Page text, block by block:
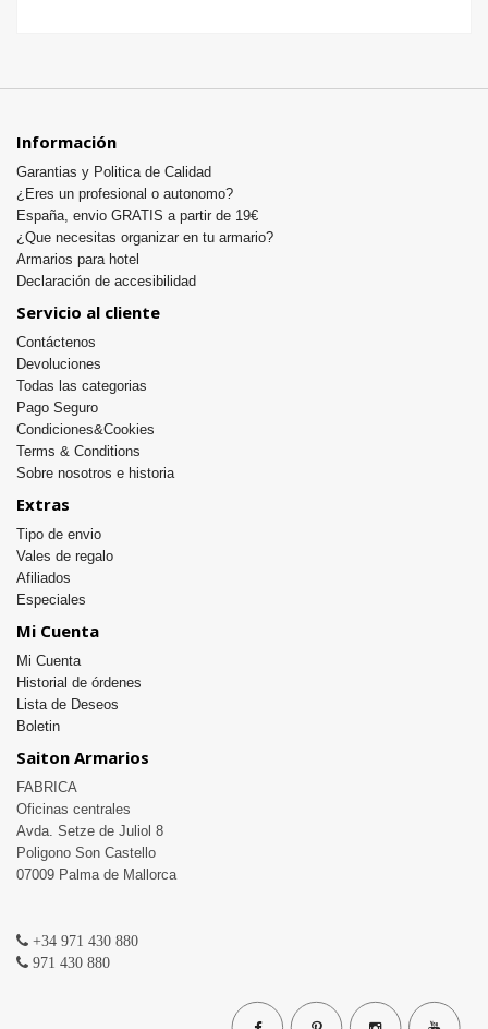
Información
Garantias y Politica de Calidad
¿Eres un profesional o autonomo?
España, envio GRATIS a partir de 19€
¿Que necesitas organizar en tu armario?
Armarios para hotel
Declaración de accesibilidad
Servicio al cliente
Contáctenos
Devoluciones
Todas las categorias
Pago Seguro
Condiciones&Cookies
Terms & Conditions
Sobre nosotros e historia
Extras
Tipo de envio
Vales de regalo
Afiliados
Especiales
Mi Cuenta
Mi Cuenta
Historial de órdenes
Lista de Deseos
Boletin
Saiton Armarios
FABRICA
Oficinas centrales
Avda. Setze de Juliol 8
Poligono Son Castello
07009 Palma de Mallorca
+34 971 430 880
971 430 880